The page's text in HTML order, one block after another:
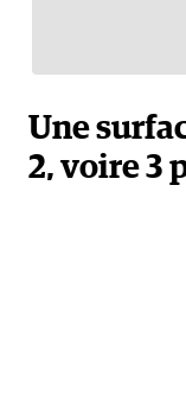
Une
2, voire 3